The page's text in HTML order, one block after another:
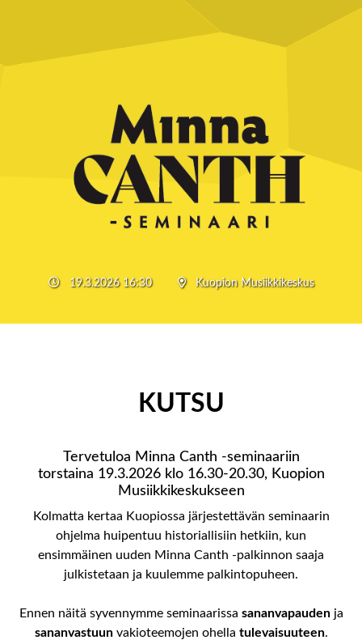
19.3.2026 16:30 Kuopion Musiikkikeskus
KUTSU
Tervetuloa Minna Canth -seminaariin
torstaina 19.3.2026 klo 16.30-20.30, Kuopion
Musiikkikeskukseen
Kolmatta kertaa Kuopiossa järjestettävän seminaarin
ohjelma huipentuu historiallisiin hetkiin, kun
ensimmäinen uuden Minna Canth -palkinnon saaja
julkistetaan ja kuulemme palkintopuheen.
Ennen näitä syvennymme seminaarissa sananvapaudenja
sananvastuunvakioteemojen ohella tulevaisuuteen.